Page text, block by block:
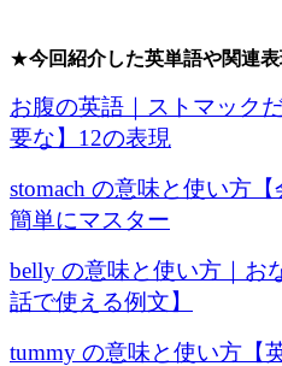
★今回紹介した英単語や関連表
お腹の英語｜ストマック
要な】12の表現
stomach の意味と使い方
簡単にマスター
belly の意味と使い方｜お
話で使える例文】
tummy の意味と使い方【